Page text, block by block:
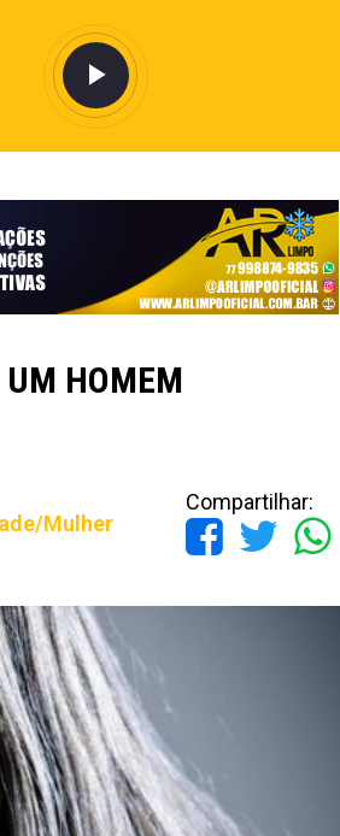
UM HOMEM
Mulher
Compartilhar: